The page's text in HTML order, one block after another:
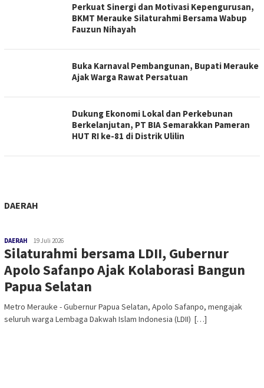
Perkuat Sinergi dan Motivasi Kepengurusan,
BKMT Merauke Silaturahmi Bersama Wabup
Fauzun Nihayah
Buka Karnaval Pembangunan, Bupati Merauke
Ajak Warga Rawat Persatuan
Dukung Ekonomi Lokal dan Perkebunan
Berkelanjutan, PT BIA Semarakkan Pameran
HUT RI ke-81 di Distrik Ulilin
DAERAH
DAERAH 19 Juli 2026
Silaturahmi bersama LDII, Gubernur
Apolo Safanpo Ajak Kolaborasi Bangun
Papua Selatan
Metro Merauke - Gubernur Papua Selatan, Apolo Safanpo, mengajak
seluruh warga Lembaga Dakwah Islam Indonesia (LDII) […]